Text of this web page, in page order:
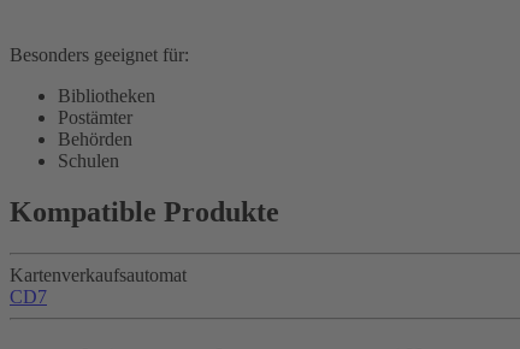
Besonders geeignet für:
Bibliotheken
Postämter
Behörden
Schulen
Kompatible Produkte
Kartenverkaufsautomat
CD7